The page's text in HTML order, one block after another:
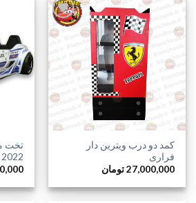
کمد دو درب ویترین دار
فراری
27,000,000تومان
تخت
2022